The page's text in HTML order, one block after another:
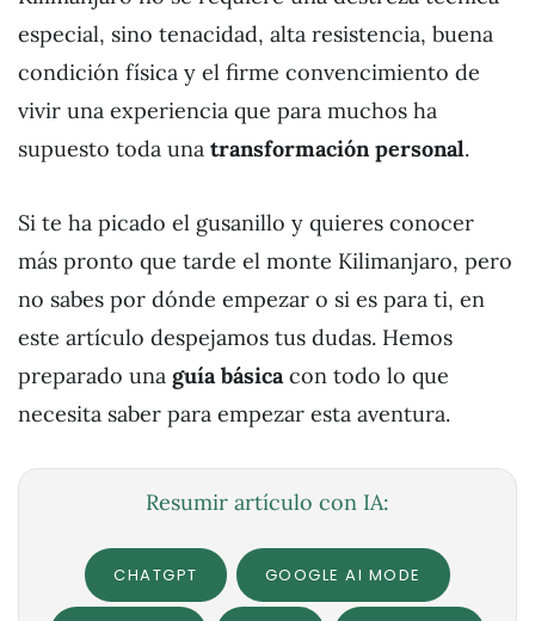
especial, sino tenacidad, alta resistencia, buena
condición física y el firme convencimiento de
vivir una experiencia que para muchos ha
supuesto toda una transformación personal.
Si te ha picado el gusanillo y quieres conocer
más pronto que tarde el monte Kilimanjaro, pero
no sabes por dónde empezar o si es para ti, en
este artículo despejamos tus dudas. Hemos
preparado una guía básica con todo lo que
necesita saber para empezar esta aventura.
Resumir artículo con IA:
CHATGPT GOOGLE AI MODE